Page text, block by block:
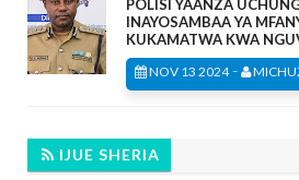
POLISI YAANZA
INAYOSAMBAA YA
KUKAMATWA KWA
NOV 13 2024-
IJUE SHERIA